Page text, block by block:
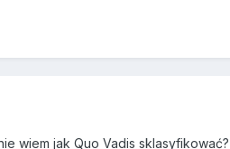
wiem jak Quo Vadis sklasyfikować?